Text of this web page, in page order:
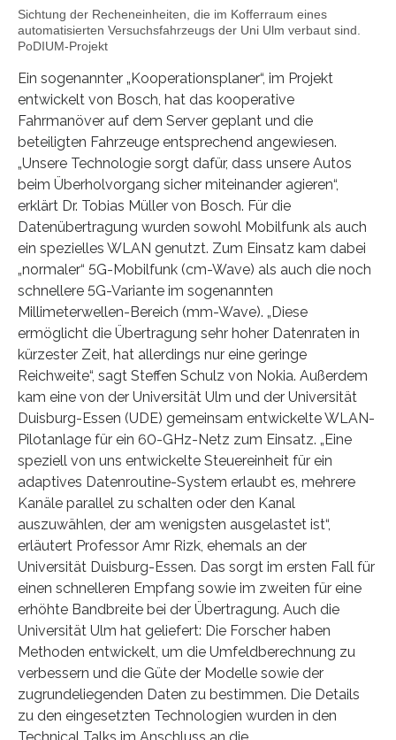
Sichtung der Recheneinheiten, die im Kofferraum eines
automatisierten Versuchsfahrzeugs der Uni Ulm verbaut sind.
PoDIUM-Projekt
Ein sogenannter „Kooperationsplaner“, im Projekt
entwickelt von Bosch, hat das kooperative
Fahrmanöver auf dem Server geplant und die
beteiligten Fahrzeuge entsprechend angewiesen.
„Unsere Technologie sorgt dafür, dass unsere Autos
beim Überholvorgang sicher miteinander agieren“,
erklärt Dr. Tobias Müller von Bosch. Für die
Datenübertragung wurden sowohl Mobilfunk als auch
ein spezielles WLAN genutzt. Zum Einsatz kam dabei
„normaler“ 5G-Mobilfunk (cm-Wave) als auch die noch
schnellere 5G-Variante im sogenannten
Millimeterwellen-Bereich (mm-Wave). „Diese
ermöglicht die Übertragung sehr hoher Datenraten in
kürzester Zeit, hat allerdings nur eine geringe
Reichweite“, sagt Steffen Schulz von Nokia. Außerdem
kam eine von der Universität Ulm und der Universität
Duisburg-Essen (UDE) gemeinsam entwickelte WLAN-
Pilotanlage für ein 60-GHz-Netz zum Einsatz. „Eine
speziell von uns entwickelte Steuereinheit für ein
adaptives Datenroutine-System erlaubt es, mehrere
Kanäle parallel zu schalten oder den Kanal
auszuwählen, der am wenigsten ausgelastet ist“,
erläutert Professor Amr Rizk, ehemals an der
Universität Duisburg-Essen. Das sorgt im ersten Fall für
einen schnelleren Empfang sowie im zweiten für eine
erhöhte Bandbreite bei der Übertragung. Auch die
Universität Ulm hat geliefert: Die Forscher haben
Methoden entwickelt, um die Umfeldberechnung zu
verbessern und die Güte der Modelle sowie der
zugrundeliegenden Daten zu bestimmen. Die Details
zu den eingesetzten Technologien wurden in den
Technical Talks im Anschluss an die